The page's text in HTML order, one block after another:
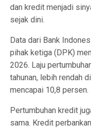
dan kredit menjadi
sejak dini.
Data dari Bank
pihak ketiga (DPK)
2026. Laju
tahunan, lebih rendah
mencapai 10,8 persen.
Pertumbuhan kredit
sama. Kredit